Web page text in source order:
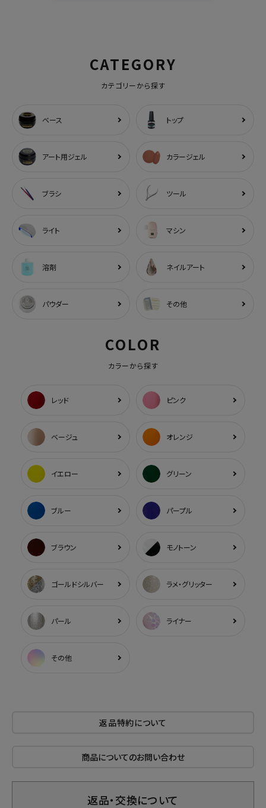
CATEGORY
カテゴリーから探す
ベース トップ
アート用ジェル カラージェル
ブラシ ツール
ライト マシン
溶剤 ネイルアート
パウダー その他
COLOR
カラーから探す
レッド ピンク
ベージュ オレンジ
イエロー グリーン
ブルー パープル
ブラウン モノトーン
ゴールドシルバー ラメ・グリッター
パール ライナー
その他
返品特約について
商品についてのお問い合わせ
返品・交換について